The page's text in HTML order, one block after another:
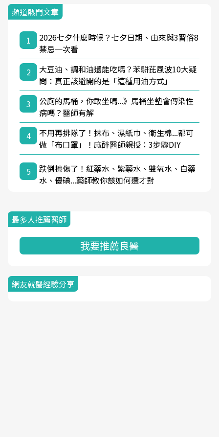
頻道熱門文章
1
2026七夕什麼時候？七夕日期、由來與3習俗8
禁忌一次看
2
大豆油、調和油還能吃嗎？苯駢芘風波10大疑
問：真正該避開的是「這種用油方式」
3
公廁的馬桶，你敢坐嗎...》馬桶坐墊會傳染性
病嗎？醫師有解
4
不用再排隊了！抹布、濕紙巾、衛生棉...都可
做「布口罩」！麻醉醫師親授：3步驟DIY
5
跌倒擦傷了！紅藥水、紫藥水、雙氧水、白藥
水、優碘...藥師教你該如何選才對
最多人推薦醫師
我要推薦良醫
網友就醫經驗分享